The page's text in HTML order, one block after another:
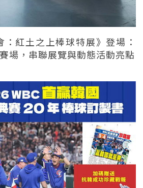
：紅土之上棒球特展》登場：
場，串聯展覽與動態活動亮點